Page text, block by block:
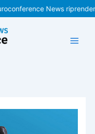
News